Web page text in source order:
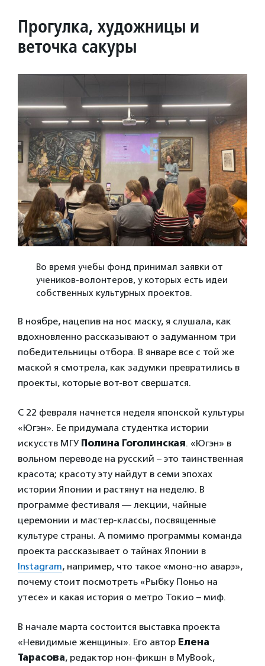
Прогулка, художницы и
веточка сакуры
Во время учебы фонд принимал заявки от
учеников-волонтеров, у которых есть идеи
собственных культурных проектов.
В ноябре, нацепив на нос маску, я слушала, как
вдохновленно рассказывают о задуманном три
победительницы отбора. В январе все с той же
маской я смотрела, как задумки превратились в
проекты, которые вот-вот свершатся.
С 22 февраля начнется неделя японской культуры
«Югэн». Ее придумала студентка истории
искусств МГУ Полина Гоголинская. «Югэн» в
вольном переводе на русский – это таинственная
красота; красоту эту найдут в семи эпохах
истории Японии и растянут на неделю. В
программе фестиваля — лекции, чайные
церемонии и мастер-классы, посвященные
культуре страны. А помимо программы команда
проекта рассказывает о тайнах Японии в
Instagram, например, что такое «моно-но аварэ»,
почему стоит посмотреть «Рыбку Поньо на
утесе» и какая история о метро Токио – миф.
В начале марта состоится выставка проекта
«Невидимые женщины». Его автор Елена
Тарасова, редактор нон-фикшн в MyBook,